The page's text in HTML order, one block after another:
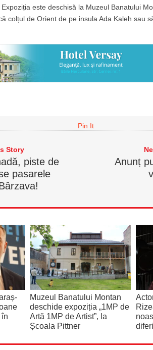
este deschisă la Muzeul Banatului
colțul de Orient de pe insula Ada Kaleh sau
Pin It
Story
piste de
pasarele
Anunț
Muzeul Banatului Montan
deschide expoziția „1MP de
Artă 1MP de Artist”, la
Școala Pittner